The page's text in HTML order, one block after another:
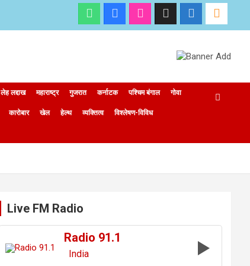
लेह लद्दाख महाराष्ट्र गुजरात कर्नाटक पश्चिम बंगाल गोवा
कारोबार खेल हेल्थ व्यक्तित्व विश्लेषण-विविध
Live FM Radio
Radio 91.1
India